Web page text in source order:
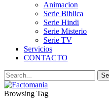
Animacion
Serie Biblica
Serie Hindi
Serie Misterio
Serie TV
Servicios
CONTACTO
Browsing Tag